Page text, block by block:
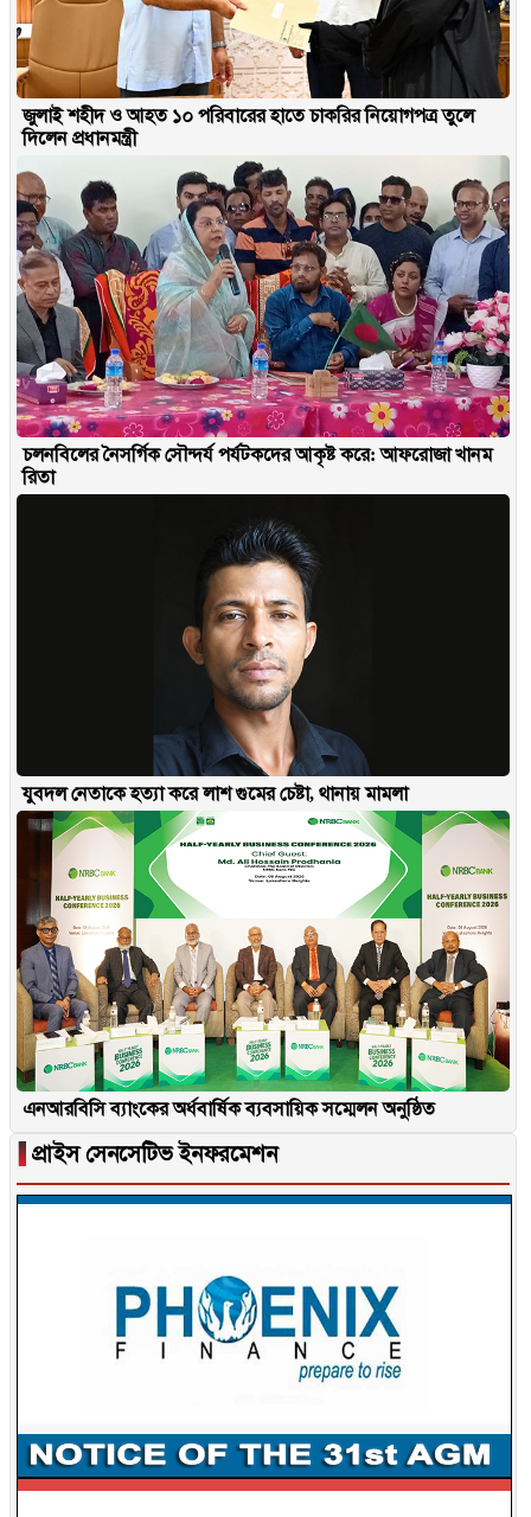
জুলাই শহীদ ও আহত ১০ পরিবারের হাতে চাকরির নিয়োগপত্র তুলে
দিলেন প্রধানমন্ত্রী
চলনবিলের নৈসর্গিক সৌন্দর্য পর্যটকদের আকৃষ্ট করে: আফরোজা খানম
রিতা
যুবদল নেতাকে হত্যা করে লাশ গুমের চেষ্টা, থানায় মামলা
এনআরবিসি ব্যাংকের অর্ধবার্ষিক ব্যবসায়িক সম্মেলন অনুষ্ঠিত
▐ প্রাইস সেনসেটিভ ইনফরমেশন